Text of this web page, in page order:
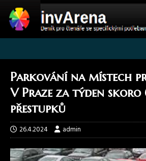
Parkování na místech
V Praze za týden
přestupků
26.4.2024 admin